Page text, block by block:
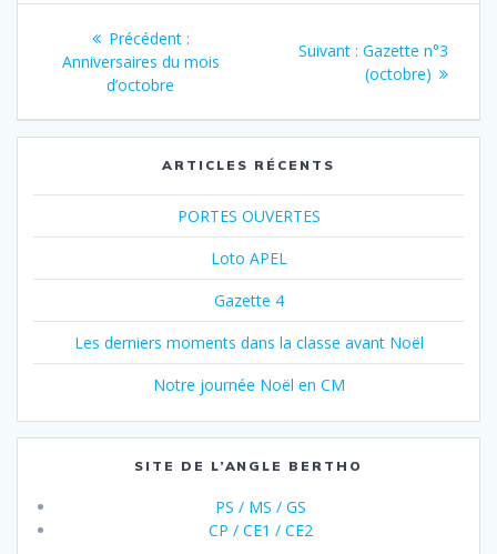
Navigation
de
l’article
Précédent :Article
précédent
Anniversaires du mois
d’octobre
Suivant : Article
suivant
Gazette n°3
(octobre)
ARTICLES RÉCENTS
PORTES OUVERTES
Loto APEL
Gazette 4
Les derniers moments dans la classe avant Noël
Notre journée Noël en CM
SITE DE L’ANGLE BERTHO
PS / MS / GS
CP / CE1 / CE2